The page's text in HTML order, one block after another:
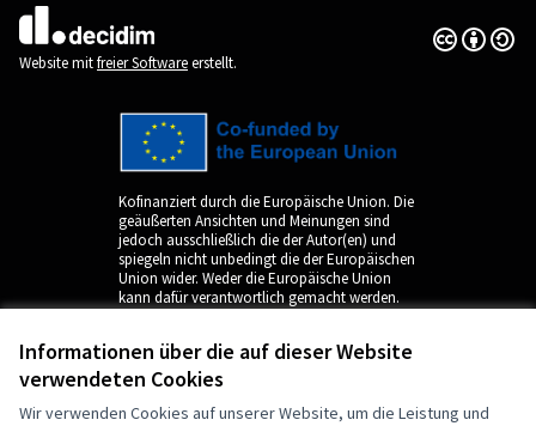
Informationen über die auf dieser Website
verwendeten Cookies
Wir verwenden Cookies auf unserer Website, um die Leistung und
(Externer Link)
Website mitfreier Softwareerstellt.
Creative
(Externer
Kofinanziert durch die Europäische Union. Die
geäußerten Ansichten und Meinungen sind
jedoch ausschließlich die der Autor(en) und
spiegeln nicht unbedingt die der Europäischen
Union wider. Weder die Europäische Union
kann dafür verantwortlich gemacht werden.